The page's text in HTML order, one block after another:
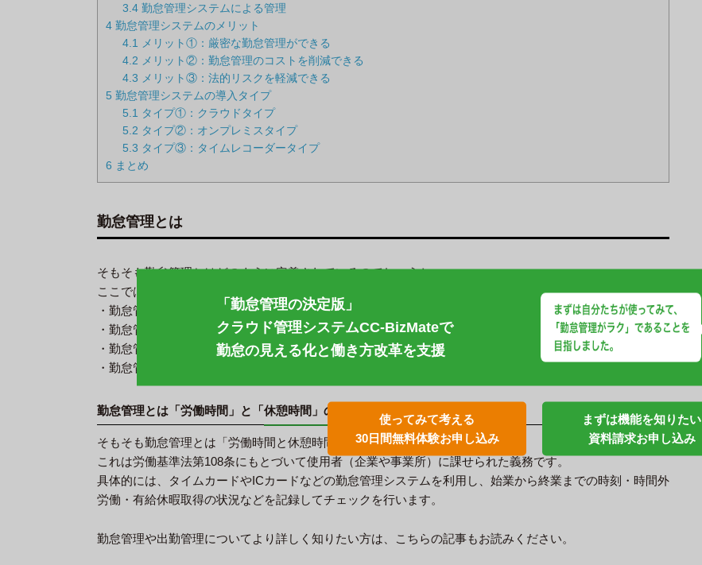
「勤怠管理の決定版」
クラウド管理システムCC-BizMateで
勤怠の見える化と働き方改革を支援
使ってみて考える
30日間無料体験お申し込み
まずは機能を知りたい
資料請求お申し込み
3.4 勤怠管理システムによる管理
4 勤怠管理システムのメリット
4.1 メリット①：厳密な勤怠管理ができる
4.2 メリット②：勤怠管理のコストを削減できる
4.3 メリット③：法的リスクを軽減できる
5 勤怠管理システムの導入タイプ
5.1 タイプ①：クラウドタイプ
5.2 タイプ②：オンプレミスタイプ
5.3 タイプ③：タイムレコーダータイプ
6 まとめ
勤怠管理とは
そもそも勤怠管理とはどのように定義されているのでしょうか。
ここでは、勤怠管理の概要について、以下の4項目に分けて解説します。
・勤怠管理とは「労働時間」と「休憩時間」の管理
・勤怠管理の対象
・勤怠管理の目的
・勤怠管理が求められる理由
勤怠管理とは「労働時間」と「休憩時間」の管理
そもそも勤怠管理とは「労働時間と休憩時間の管理」を意味します。
これは労働基準法第108条にもとづいて使用者（企業や事業所）に課せられた義務です。
具体的には、タイムカードやICカードなどの勤怠管理システムを利用し、始業から終業までの時刻・時間外
労働・有給休暇取得の状況などを記録してチェックを行います。
勤怠管理や出勤管理についてより詳しく知りたい方は、こちらの記事もお読みください。